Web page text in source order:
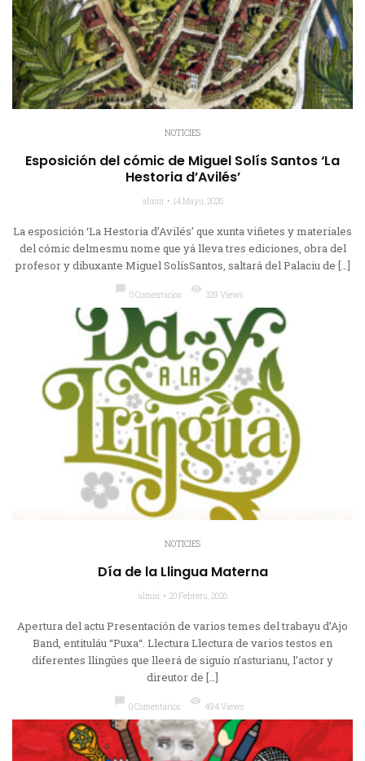
NOTICIES
Esposición del cómic de Miguel Solís Santos ‘La
Hestoria d’Avilés’
almin 14 Mayu, 2026
La esposición ‘La Hestoria d’Avilés’ que xunta viñetes y materiales
del cómic delmesmu nome que yá lleva tres ediciones, obra del
profesor y dibuxante Miguel SolísSantos, saltará del Palaciu de […]
0 Comentarios
visibility
329 Views
NOTICIES
Día de la Llingua Materna
almin 20 Febreru, 2026
Apertura del actu Presentación de varios temes del trabayu d’Ajo
Band, entituláu “Puxa“. Llectura Llectura de varios testos en
diferentes llingües que lleerá de siguío n’asturianu, l’actor y
direutor de […]
chat_bubble
0 Comentarios
visibility
494 Views